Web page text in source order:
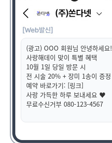
(광고) OOO 회원님 안녕하세요!
사랑해데이 맞이 특별 혜택
10월 1일 당일 방문 시
전 시술 20% + 장미 1송이 증정
예약 바로가기: [링크]
사랑 가득한 하루 보내세요 ♥
무료수신거부 080-123-4567